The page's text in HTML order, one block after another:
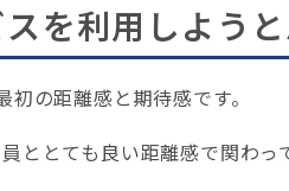
を利用しよう
初の距離感と期待感です。
ととても良い距離感で関わ